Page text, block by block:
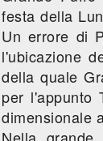
festa della
Un errore di
l'ubicazione
della quale
per l'appunto
dimensionale